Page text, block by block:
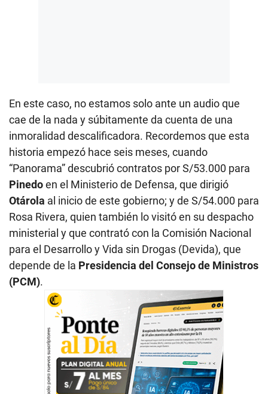
En este caso, no estamos solo ante un audio que
cae de la nada y súbitamente da cuenta de una
inmoralidad descalificadora. Recordemos que esta
historia empezó hace seis meses, cuando
“Panorama” descubrió contratos por S/53.000 para
Pinedoen el Ministerio de Defensa, que dirigió
Otárola al inicio de este gobierno; y de S/54.000 para
Rosa Rivera, quien también lo visitó en su despacho
ministerial y que contrató con la Comisión Nacional
para el Desarrollo y Vida sin Drogas (Devida), que
depende de la Presidencia del Consejo de Ministros
(PCM).